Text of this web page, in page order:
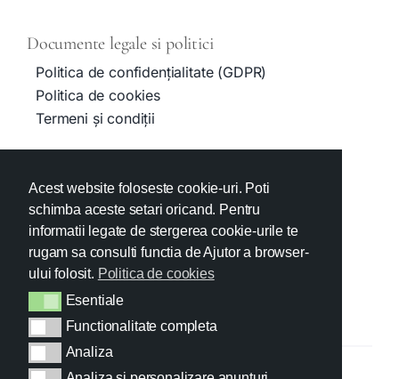
Acest website foloseste cookie-uri. Poti
schimba aceste setari oricand. Pentru
informatii legate de stergerea cookie-urile te
rugam sa consulti functia de Ajutor a browser-
ului folosit. Politica de cookies
EsentialeEsentiale
Functionalitate completa
Functionalitate completa
AnalizaAnaliza
Documente legale si politici
Politica de confidențialitate (GDPR)
Politica de cookies
Termeni și condiții
Contact
admissions@ioanid.com
+40374IOANID
Social media